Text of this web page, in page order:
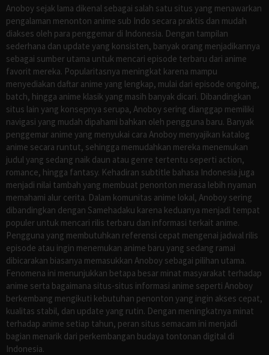
Anoboy sejak lama dikenal sebagai salah satu situs yang menawarkan
pengalaman menonton anime sub Indo secara praktis dan mudah
diakses oleh para penggemar di Indonesia. Dengan tampilan
sederhana dan update yang konsisten, banyak orang menjadikannya
sebagai sumber utama untuk mencari episode terbaru dari anime
favorit mereka. Popularitasnya meningkat karena mampu
menyediakan daftar anime yang lengkap, mulai dari episode ongoing,
batch, hingga anime klasik yang masih banyak dicari. Dibandingkan
situs lain yang konsepnya serupa, Anoboy sering dianggap memiliki
navigasi yang mudah dipahami bahkan oleh pengguna baru. Banyak
penggemar anime yang menyukai cara Anoboy menyajikan katalog
anime secara runtut, sehingga memudahkan mereka menemukan
judul yang sedang naik daun atau genre tertentu seperti action,
romance, hingga fantasy. Kehadiran subtitle bahasa Indonesia juga
menjadi nilai tambah yang membuat penonton merasa lebih nyaman
memahami alur cerita. Dalam komunitas anime lokal, Anoboy sering
dibandingkan dengan Samehadaku karena keduanya menjadi tempat
populer untuk mencari rilis terbaru dan informasi terkait anime.
Pengguna yang membutuhkan referensi cepat mengenai jadwal rilis
episode atau ingin menemukan anime baru yang sedang ramai
dibicarakan biasanya memasukkan Anoboy sebagai pilihan utama.
Fenomena ini menunjukkan betapa besar minat masyarakat terhadap
anime serta bagaimana situs-situs informasi anime seperti Anoboy
berkembang mengikuti kebutuhan penonton yang ingin akses cepat,
kualitas stabil, dan update yang rutin. Dengan meningkatnya minat
terhadap anime setiap tahun, peran situs semacam ini menjadi
bagian menarik dari perkembangan budaya tontonan digital di
Indonesia.